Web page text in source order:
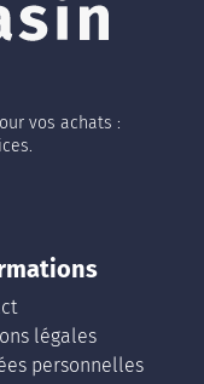
vos achats :
légales
personnelles